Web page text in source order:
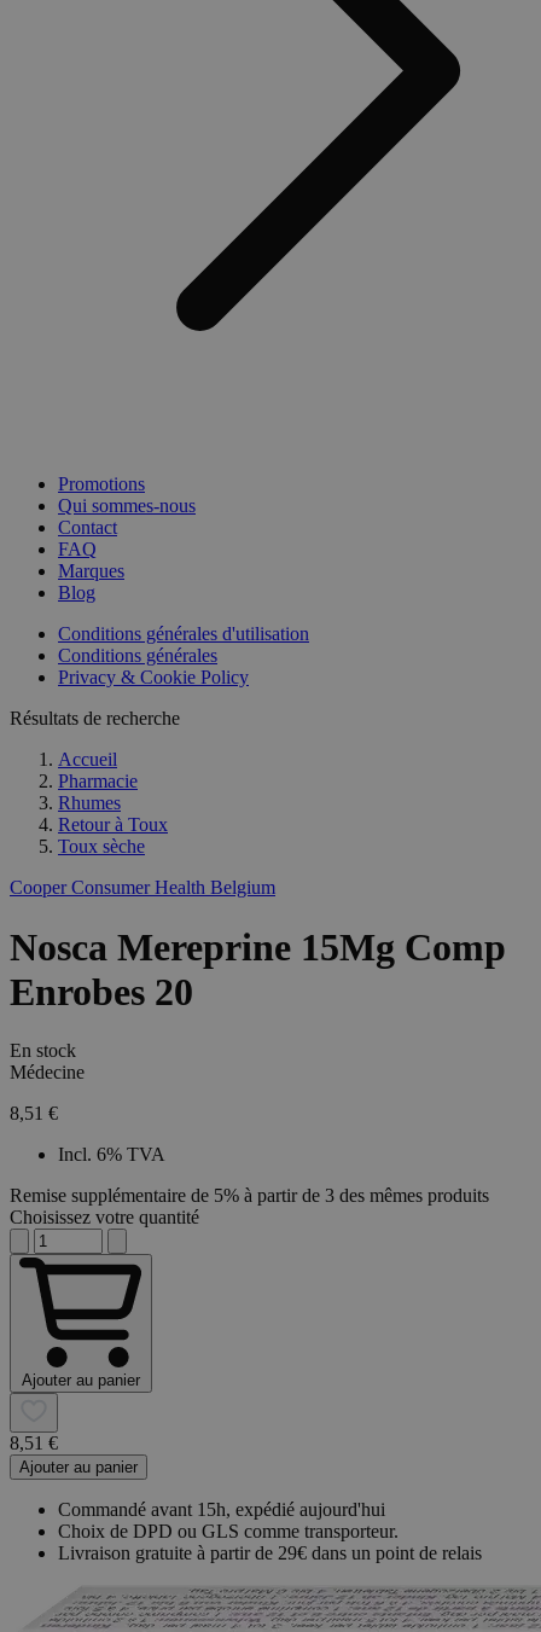
Promotions
Qui sommes-nous
Contact
FAQ
Marques
Blog
Conditions générales d'utilisation
Conditions générales
Privacy & Cookie Policy
Résultats de recherche
Accueil
Pharmacie
Rhumes
Retour à Toux
Toux sèche
Cooper Consumer Health Belgium
Nosca Mereprine 15Mg Comp
Enrobes 20
En stock
Médecine
8,51 €
Incl. 6% TVA
Remise supplémentaire de 5% à partir de 3 des mêmes produits
Choisissez votre quantité
Ajouter au panier
8,51 €
Ajouter au panier
Commandé avant 15h, expédié aujourd'hui
Choix de DPD ou GLS comme transporteur.
Livraison gratuite à partir de 29€ dans un point de relais